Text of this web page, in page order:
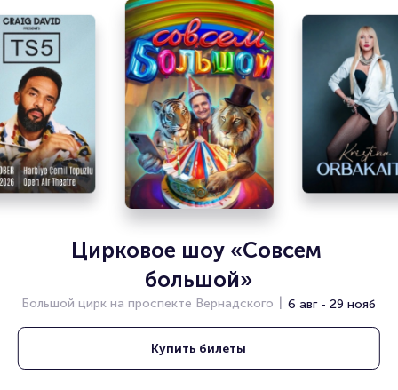
Полезные ссылки
Подробнее о том, как вернуть, сдать или продать билет
читайте в разделах:
Продать билет
Брокерам
Организаторам
Цирковое шоу «Совсем
большой»
Большой цирк на проспекте Вернадского 6 авг - 29 нояб
Купить билеты